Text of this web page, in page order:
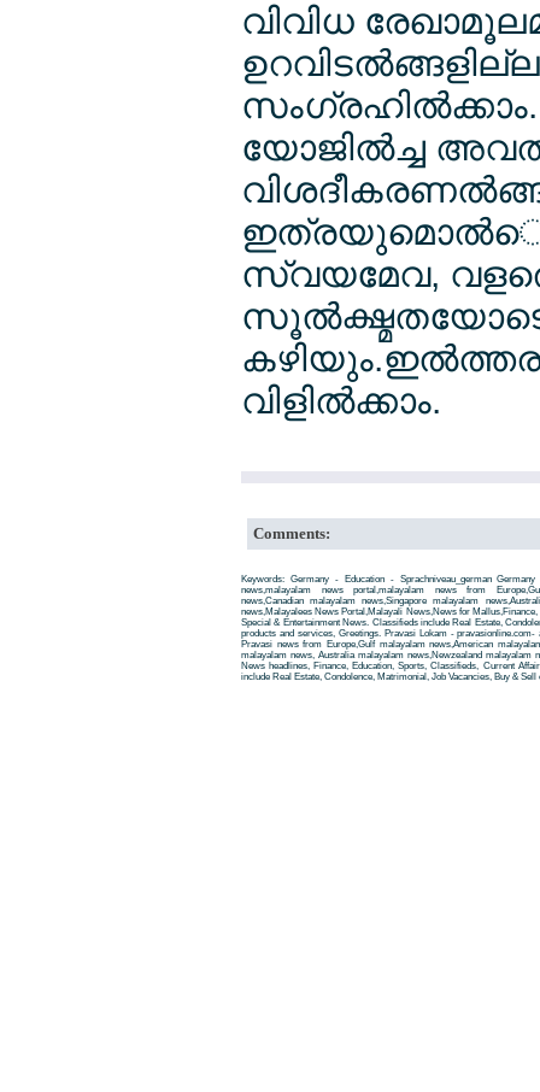
വിവിധ
സംഗ്രഹില്‍ക്കാം.
യോജില്‍ച്ച
സ്വയമേവ,
വിളില്‍ക്കാം.
Comments:
Keywords: Germany - Education - Sprachniveau_german
news,malayalam news portal,malayalam news from
news,Canadian malayalam news,Singapore malayalam
news,Malayalees News Portal,Malayali News,News for
Special & Entertainment News. Classifieds include Real Estate,
products and services, Greetings. Pravasi Lokam -
Pravasi news from Europe,Gulf malayalam news,American
malayalam news, Australia malayalam news,Newzealand malayalam
News headlines, Finance, Education, Sports, Classifieds, Current
include Real Estate, Condolence, Matrimonial, Job Vacancies, Buy &